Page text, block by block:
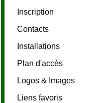
Inscription
Contacts
Installations
Plan d'accès
Logos & Images
Liens favoris